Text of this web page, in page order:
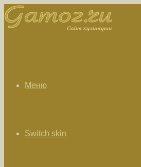
Меню
Switch skin